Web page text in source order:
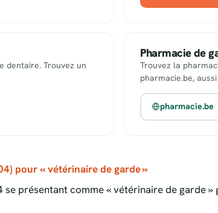
dentaire. Trouvez un
Pharmacie de
Trouvez la
pharmacie.be,
pharmacie.be
pour « vétérinaire de garde »
présentant comme « vétérinaire de garde